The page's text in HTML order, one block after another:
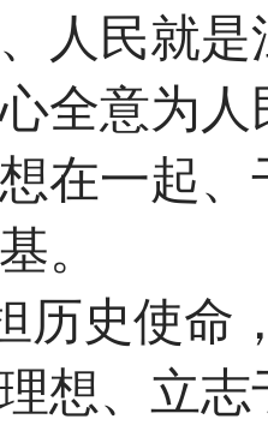
人民就
全意为
在一起
。
史使命
想、立